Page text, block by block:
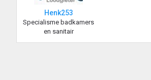
Henk253
Specialisme badkamers
en sanitair